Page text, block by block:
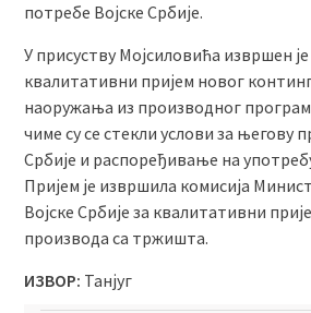
потребе Војске Србије.
У присуству Мојсиловића извршен
квалитативни пријем новог
наоружања из производног
чиме су се стекли услови за његову
Србије и распоређивање на
Пријем је извршила комисија
Војске Србије за квалитативни
производа са тржишта.
ИЗВОР: Танјуг